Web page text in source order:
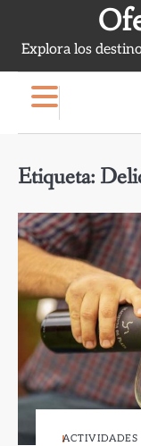
content
Explora los
Etiqueta:
ACTIVIDADES